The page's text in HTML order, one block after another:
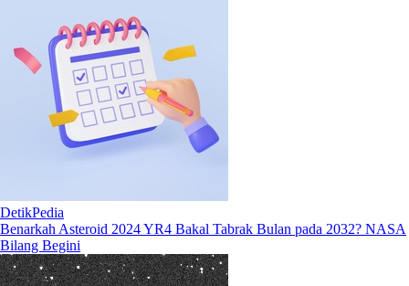
DetikPedia
Benarkah Asteroid 2024 YR4 Bakal Tabrak Bulan pada 2032? NASA
Bilang Begini